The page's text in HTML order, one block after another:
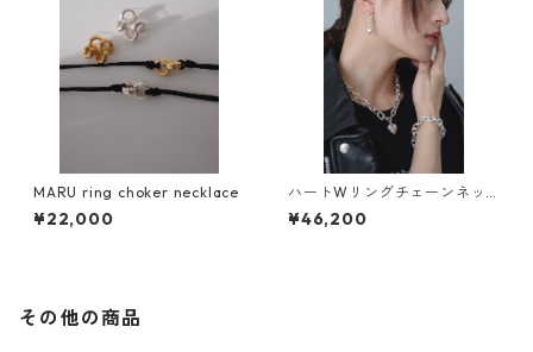
MARU ring choker necklace
¥22,000
ハートWリングチェーンネッ
クレス
¥46,200
その他の商品